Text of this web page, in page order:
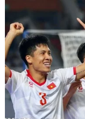
Toàn cảnh phiên
ninh quốc tế của Đại
Theo phóng viên
chủ trì Hội nghị
19/2 đến ngày
Phát biểu tại
Indonesia tại